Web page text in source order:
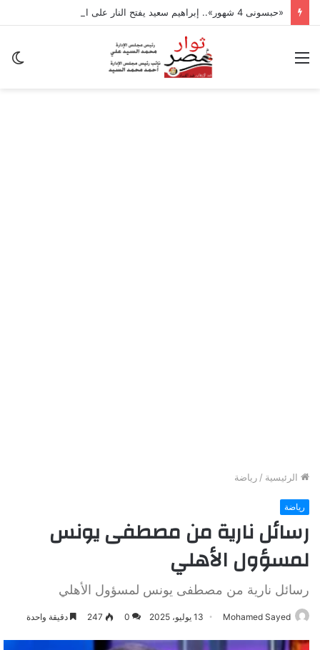
القائمة
الرئيسية / رياضة
رياضة
رسائل نارية من مصطفى يونس
لمسؤول الأهلي
رسائل نارية من مصطفى يونس لمسؤول الأهلي
Mohamed Sayed 13 يوليو، 2025 0
247 دقيقة واحدة